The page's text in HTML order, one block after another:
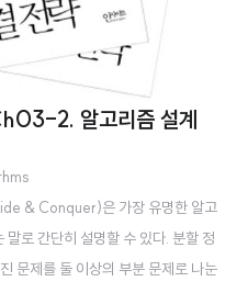
2. 알고리즘 설계
& Conquer)은 가장 유명한 알고
로 간단히 설명할 수 있다. 분할 정
문제를 둘 이상의 부분 문제로 나눈